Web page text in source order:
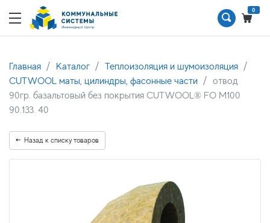
0
Главная Каталог
Теплоизоляция и шумоизоляция
CUTWOOL маты, цилиндры, фасонные части
отвод
90гр. базальтовый без покрытия CUTWOOL® FO M100
90.133. 40
Назад к списку товаров